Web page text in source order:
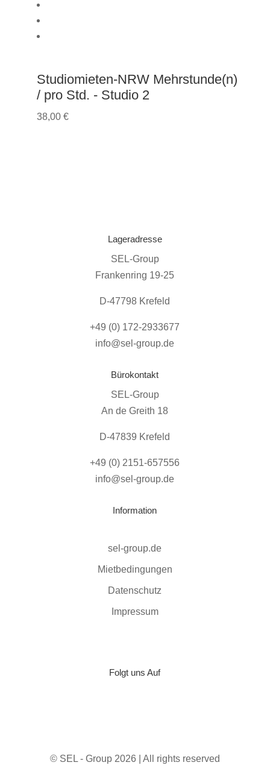
Studiomieten-NRW Mehrstunde(n)
/ pro Std. - Studio 2
38,00 €
Lageradresse
SEL-Group
Frankenring 19-25
D-47798 Krefeld
+49 (0) 172-2933677
info@sel-group.de
Bürokontakt
SEL-Group
An de Greith 18
D-47839 Krefeld
+49 (0) 2151-657556
info@sel-group.de
Information
sel-group.de
Mietbedingungen
Datenschutz
Impressum
Folgt uns Auf
© SEL - Group 2026 | All rights reserved